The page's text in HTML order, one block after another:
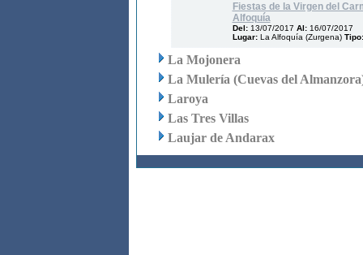
Fiestas de la Virgen del
Alfoquía
Del: 13/07/2017 Al: 16/07/2017
Lugar: La Alfoquía (Zurgena)
La Mojonera
La Mulería (Cuevas del
Laroya
Las Tres Villas
Laujar de Andarax